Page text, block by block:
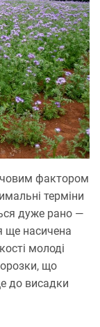
фактором
терміни
дуже рано —
ще насичена
молоді
що
до висадки